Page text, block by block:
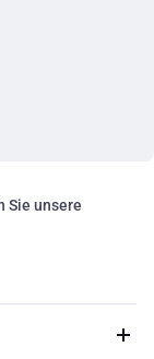
Sie unsere